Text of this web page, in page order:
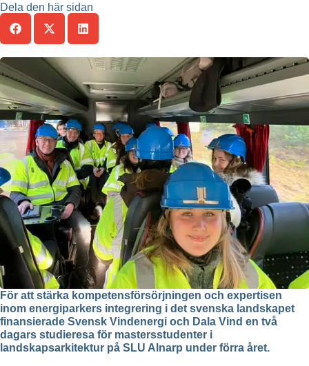
Dela den här sidan
För att stärka kompetensförsörjningen och expertisen
inom energiparkers integrering i det svenska landskapet
finansierade Svensk Vindenergi och Dala Vind en två
dagars studieresa för mastersstudenter i
landskapsarkitektur på SLU Alnarp under förra året.